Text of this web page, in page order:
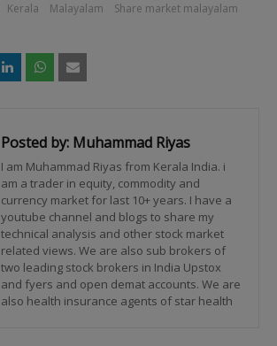
Kerala Malayalam
Share market malayalam
Posted by: Muhammad Riyas
I am Muhammad Riyas from Kerala India. i
am a trader in equity, commodity and
currency market for last 10+ years. I have a
youtube channel and blogs to share my
technical analysis and other stock market
related views. We are also sub brokers of
two leading stock brokers in India Upstox
and fyers and open demat accounts. We are
also health insurance agents of star health